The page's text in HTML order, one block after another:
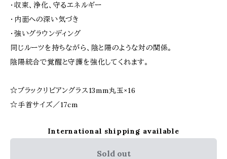
・収束、浄化、守るエネルギー
・内面への深い気づき
・強いグラウンディング
同じルーツを持ちながら、陰と陽のような対の関係。
陰陽統合で覚醒と守護を強化してくれます。
☆ブラックリビアングラス13mm丸玉×16
☆手首サイズ／17cm
International shipping available
Sold out